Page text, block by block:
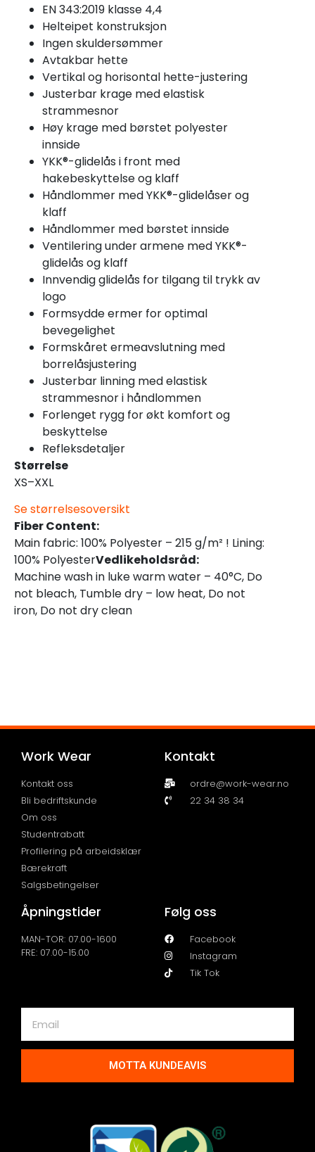
EN 343:2019 klasse 4,4
Helteipet konstruksjon
Ingen skuldersømmer
Avtakbar hette
Vertikal og horisontal hette-justering
Justerbar krage med elastisk
strammesnor
Høy krage med børstet polyester
innside
YKK®-glidelås i front med
hakebeskyttelse og klaff
Håndlommer med YKK®-glidelåser og
klaff
Håndlommer med børstet innside
Ventilering under armene med YKK®-
glidelås og klaff
Innvendig glidelås for tilgang til trykk av
logo
Formsydde ermer for optimal
bevegelighet
Formskåret ermeavslutning med
borrelåsjustering
Justerbar linning med elastisk
strammesnor i håndlommen
Forlenget rygg for økt komfort og
beskyttelse
Refleksdetaljer
Størrelse
XS–XXL
Se størrelsesoversikt
Fiber Content:
Main fabric: 100% Polyester – 215 g/m² ! Lining:
100% PolyesterVedlikeholdsråd:
Machine wash in luke warm water – 40°C, Do
not bleach, Tumble dry – low heat, Do not
iron, Do not dry clean
Work Wear
Kontakt oss
Bli bedriftskunde
Om oss
Studentrabatt
Profilering på arbeidsklær
Bærekraft
Salgsbetingelser
Kontakt
ordre@work-wear.no
22 34 38 34
Åpningstider
MAN-TOR: 07.00-1600
FRE: 07.00-15.00
Følg oss
Facebook
Instagram
Tik Tok
MOTTA KUNDEAVIS